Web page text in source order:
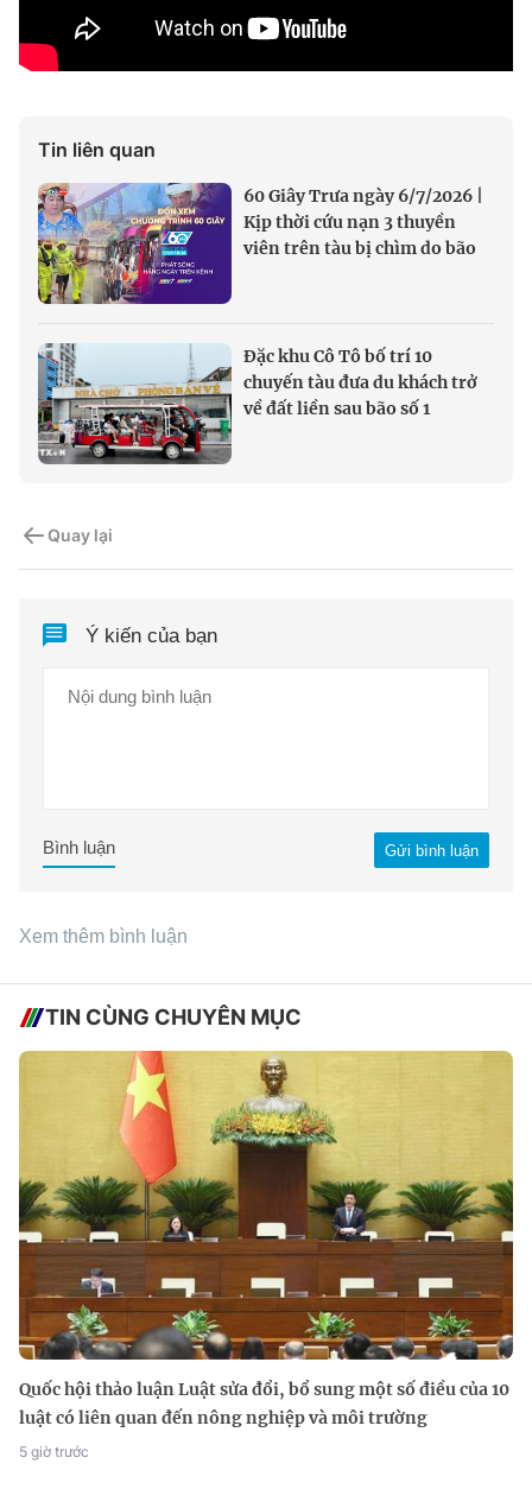
Tin liên quan
60 Giây Trưa ngày 6/7/2026 |
Kịp thời cứu nạn 3 thuyền
viên trên tàu bị chìm do bão
Đặc khu Cô Tô bố trí 10
chuyến tàu đưa du khách trở
về đất liền sau bão số 1
Quay lại
Ý kiến của bạn
Gửi bình luận
Bình luận
Xem thêm bình luận
TIN CÙNG CHUYÊN MỤC
Quốc hội thảo luận Luật sửa đổi, bổ sung một số điều của 10
luật có liên quan đến nông nghiệp và môi trường
5 giờ trước